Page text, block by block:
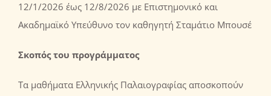
12/1/2026 έως 12/8/2026 με Eπιστημονικό και
Ακαδημαϊκό Yπεύθυνο τον καθηγητή Σταμάτιο Μπουσέ
Σκοπόςτου προγράμματος
Τα μαθήματα Ελληνικής Παλαιογραφίας αποσκοπούν